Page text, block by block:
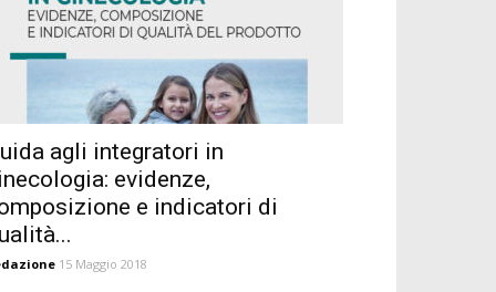
agli integratori in
evidenze,
e indicatori di
15 Maggio 2018